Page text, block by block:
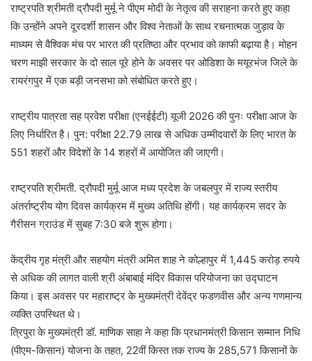
राष्ट्रपति श्रीमती द्रौपदी मुर्मू ने पीएम मोदी के नेतृत्व की सराहना करते हुए कहा
कि उन्होंने अपने दूरदर्शी शासन और विश्व नेताओं के साथ रचनात्मक जुड़ाव के
माध्यम से वैश्विक मंच पर भारत की प्रतिष्ठा और प्रभाव को काफी बढ़ाया है। मोहन
चरण माझी सरकार के दो साल पूरे होने के अवसर पर ओडिशा के मयूरभंज जिले के
रायरंगपुर में एक बड़ी जनसभा को संबोधित करते हुए।
राष्ट्रीय पात्रता सह प्रवेश परीक्षा (एनईईटी) यूजी 2026 की पुनः परीक्षा आज के
लिए निर्धारित है। पुन: परीक्षा 22.79 लाख से अधिक उम्मीदवारों के लिए भारत के
551 शहरों और विदेशों के 14 शहरों में आयोजित की जाएगी।
राष्ट्रपति श्रीमती. द्रौपदी मुर्मू आज मध्य प्रदेश के जबलपुर में राज्य स्तरीय
अंतर्राष्ट्रीय योग दिवस कार्यक्रम में मुख्य अतिथि होंगी। यह कार्यक्रम सदर के
गैरीसन ग्राउंड में सुबह 7:30 बजे शुरू होगा।
केंद्रीय गृह मंत्री और सहयोग मंत्री अमित शाह ने कोल्हापुर में 1,445 करोड़ रुपये
से अधिक की लागत वाली श्री अंबाबाई मंदिर विकास परियोजना का उद्घाटन
किया। इस अवसर पर महाराष्ट्र के मुख्यमंत्री देवेंद्र फडणवीस और अन्य गणमान्य
व्यक्ति उपस्थित थे।
त्रिपुरा के मुख्यमंत्री डॉ. माणिक साहा ने कहा कि प्रधानमंत्री किसान सम्मान निधि
(पीएम-किसान) योजना के तहत, 22वीं किस्त तक राज्य के 285,571 किसानों के